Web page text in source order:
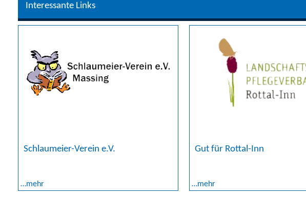
Interessante Links
Schlaumeier-Verein e.V.
…mehr
Gut für Rottal-Inn
…mehr